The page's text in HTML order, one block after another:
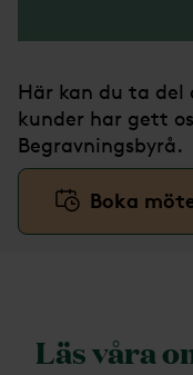
Här kan du ta del
kunder har gett
Begravningsbyrå.
Boka
Läs våra